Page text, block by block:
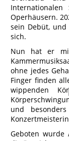
Operhäusern.
sein Debüt,
sich.
Nun hat er
ohne jedes
Finger finden
wippenden
und
Geboten wurde